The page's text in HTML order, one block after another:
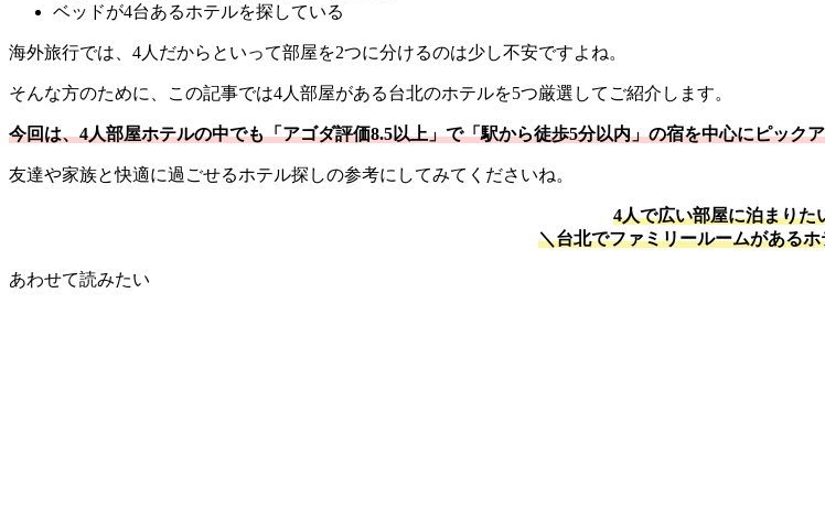
ベッドが4台あるホテルを探している
海外旅行では、4人だからといって部屋を2つに分けるのは少し不安ですよね。
そんな方のために、この記事では4人部屋がある台北のホテルを5つ厳選してご紹介します。
今回は、4人部屋ホテルの中でも「アゴダ評価8.5以上」で「駅から徒歩5分以内」の宿を中心にピック
友達や家族と快適に過ごせるホテル探しの参考にしてみてくださいね。
4人で広い部屋に泊まりた
＼台北でファミリールームがある
あわせて読みたい